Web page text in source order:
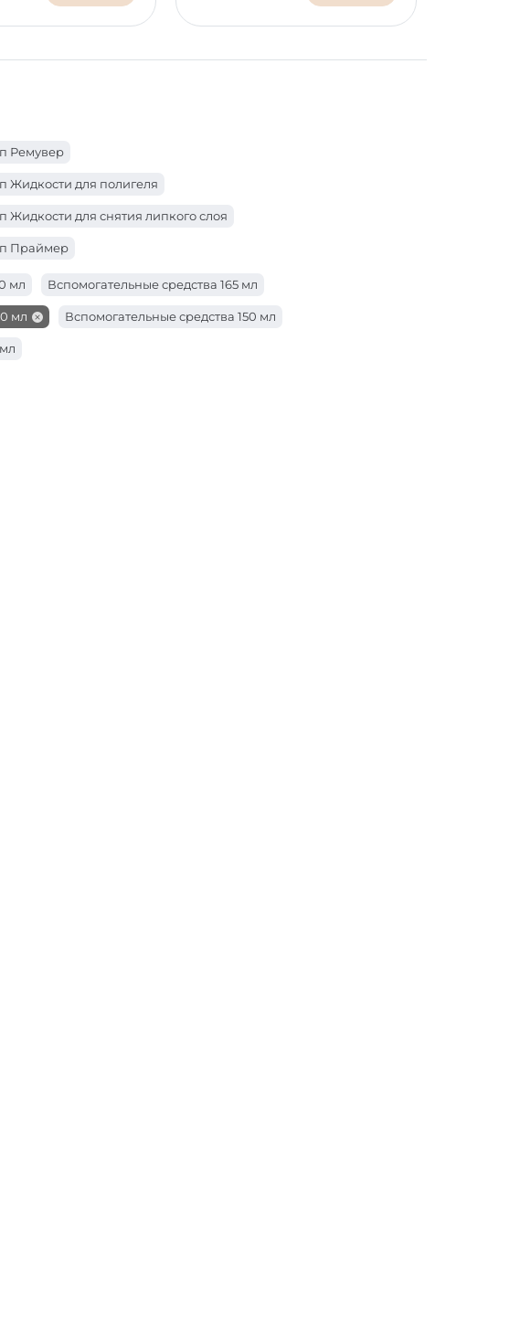
Ремувер
Жидкости для полигеля
Жидкости для снятия липкого слоя
Праймер
Кровоостанавливающее средство
Дезинфектор Вспомогательные средства тип Дегидратор
мл Вспомогательные средства 165 мл
мл Вспомогательные средства 150 мл